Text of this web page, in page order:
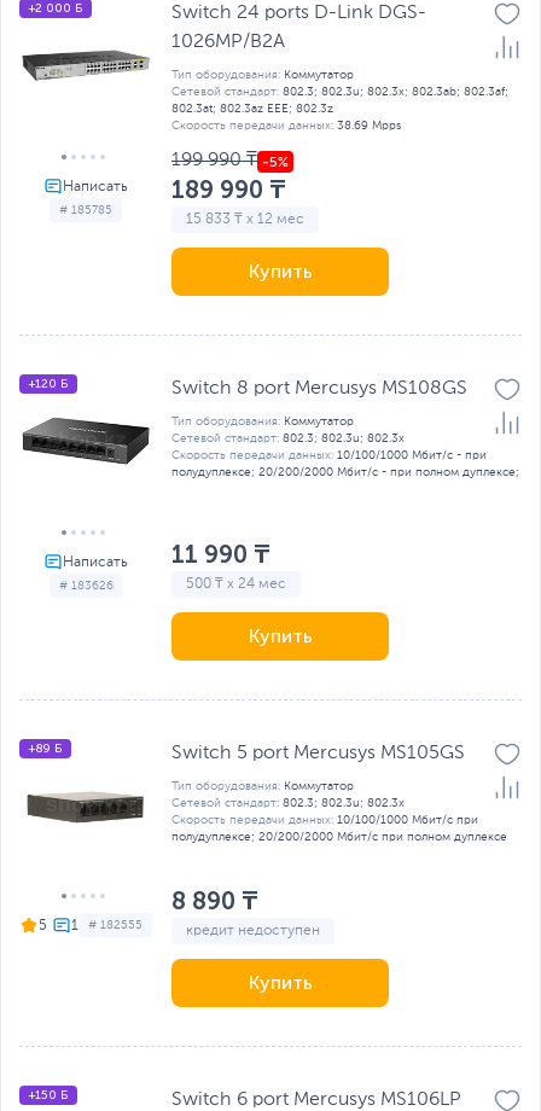
# 185785
+2 000 Б
Switch 24 ports D-Link DGS-
1026MP/B2A
Тип оборудования: Коммутатор
Сетевой стандарт: 802.3; 802.3u; 802.3x; 802.3ab; 802.3af;
802.3at; 802.3az EEE; 802.3z
Скорость передачи данных: 38.69 Mpps
199 990 ₸
189 990 ₸
15 833 ₸ x 12 мес
Купить
# 183626
+120 Б Switch 8 port Mercusys MS108GS
Тип оборудования: Коммутатор
Сетевой стандарт: 802.3; 802.3u; 802.3x
Скорость передачи данных: 10/100/1000 Мбит/с - при
полудуплексе; 20/200/2000 Мбит/с - при полном дуплексе;
11 990 ₸
500 ₸ x 24 мес
Купить
5 # 182555
+89 Б Switch 5 port Mercusys MS105GS
Тип оборудования: Коммутатор
Сетевой стандарт: 802.3; 802.3u; 802.3x
Скорость передачи данных: 10/100/1000 Мбит/с при
полудуплексе; 20/200/2000 Мбит/с при полном дуплексе
8 890 ₸
кредит недоступен
Купить
+150 Б Switch 6 port Mercusys MS106LP